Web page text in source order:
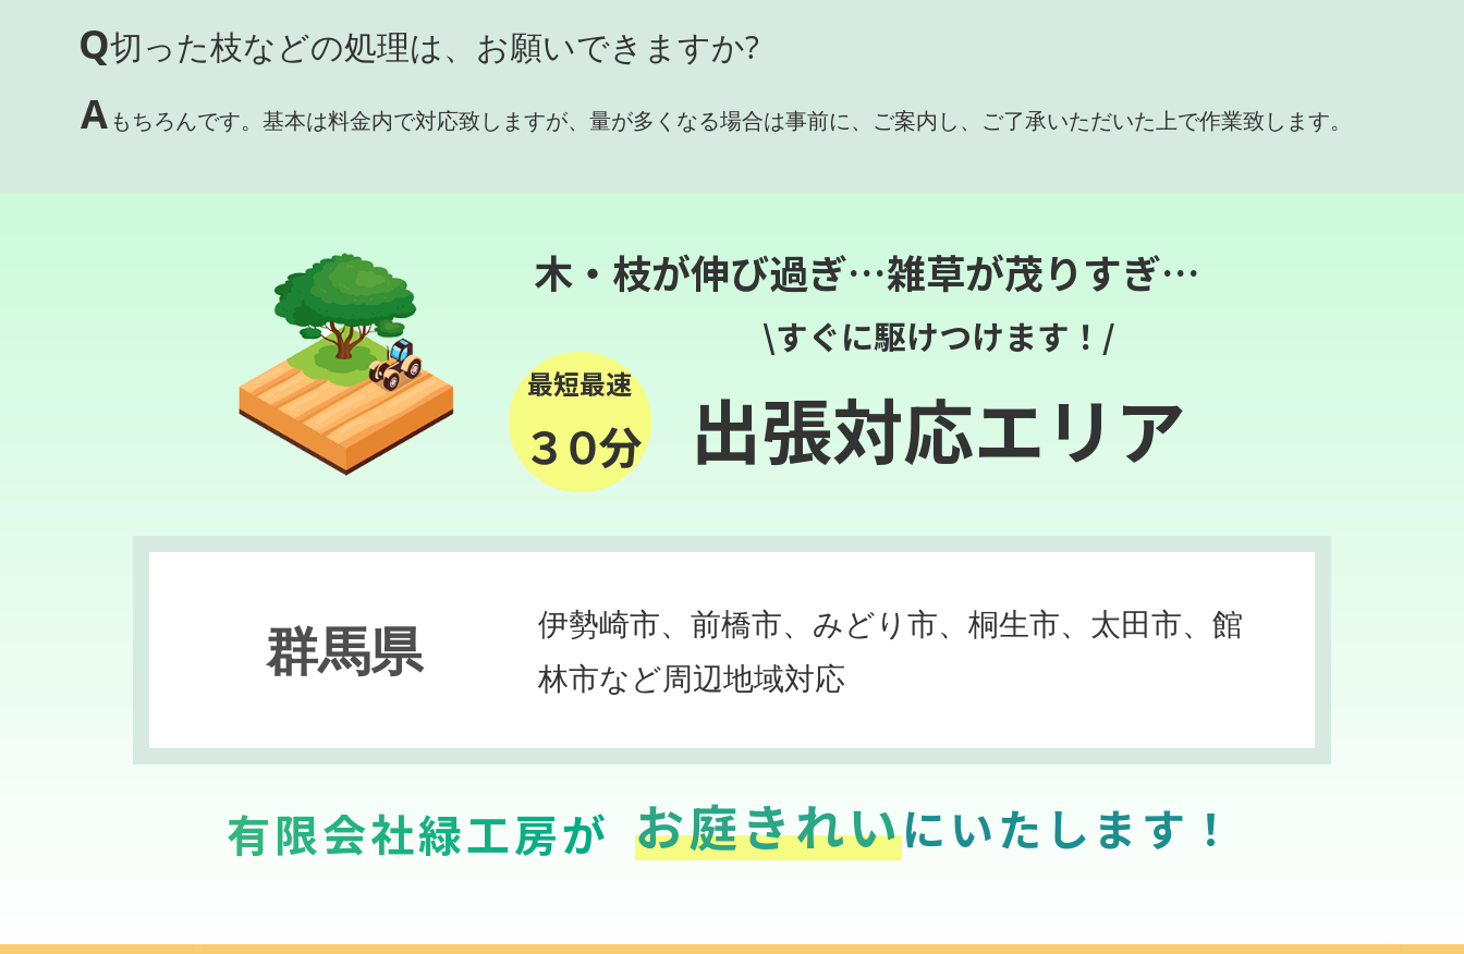
Q切った枝などの処理は、お願いできますか?
Aもちろんです。基本は料金内で対応致しますが、量が多くなる場合は事前に、ご案内し、ご了承いただいた上で作業致します。
木・枝が伸び過ぎ…雑草が茂りすぎ…
最短最速
３０分
\すぐに駆けつけます！/
出張対応エリア
群馬県
伊勢崎市、前橋市、みどり市、桐生市、太田市、館
林市など周辺地域対応
有限会社緑工房が お庭きれいにいたします！